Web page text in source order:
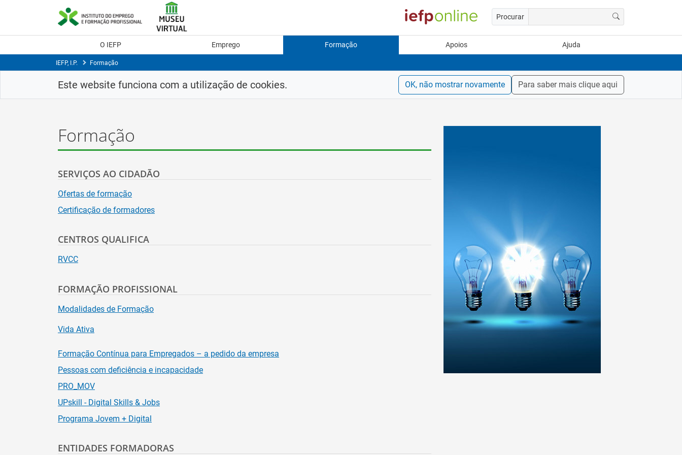
principal
Procurar
O IEFP Emprego Formação Apoios Ajuda
IEFP, I.P. Formação
Este website funciona com a utilização de cookies. OK, não mostrar novamente Para saber mais clique aqui
Formação
SERVIÇOS AO CIDADÃO
Ofertas de formação
Certificação de formadores
CENTROS QUALIFICA
RVCC
FORMAÇÃO PROFISSIONAL
Modalidades de Formação
Vida Ativa
Formação Contínua para Empregados – a pedido da empresa
Pessoas com deficiência e incapacidade
PRO_MOV
UPskill - Digital Skills & Jobs
Programa Jovem + Digital
ENTIDADES FORMADORAS